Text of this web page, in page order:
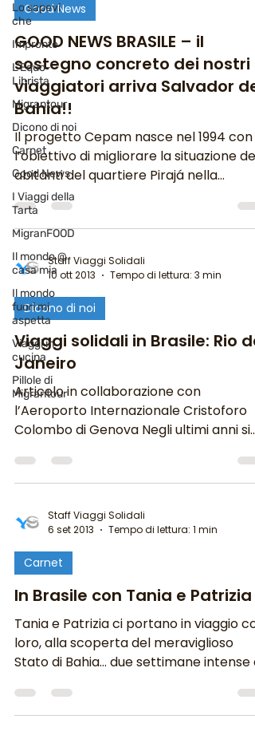
Lo sapevi
che
Impronte
L'Equo-
Librista
Migrantour
Dicono di noi
Carnet
Good News
I Viaggi della
Tarta
MigranFOOD
Il mondo @
casa mia
Il mondo
fuori mi
aspetta
Viaggi in
cucina
Pillole di
Migrantour
Good News
GOOD NEWS BRASILE – il
sostegno concreto dei nostri
viaggiatori arriva Salvador de
Bahia!!
Il progetto Cepam nasce nel 1994 con
l’obiettivo di migliorare la situazione
abitanti del quartiere Pirajá nella
periferia di...
Staff Viaggi Solidali
10 ott 2013
Tempo di lettura: 3 min
Dicono di noi
Viaggi solidali in Brasile: Rio de
Janeiro
Articolo in collaborazione con
l’Aeroporto Internazionale Cristoforo
Colombo di Genova Negli ultimi anni si
Staff Viaggi Solidali
6 set 2013
Tempo di lettura: 1 min
Carnet
In Brasile con Tania e Patrizia
Tania e Patrizia ci portano in viaggio
loro, alla scoperta del meraviglioso
Stato di Bahia… due settimane intense e